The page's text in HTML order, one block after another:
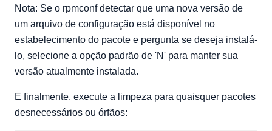
Nota: Se o rpmconf detectar que uma nova versão de
um arquivo de configuração está disponível no
estabelecimento do pacote e pergunta se deseja instalá-
lo, selecione a opção padrão de 'N' para manter sua
versão atualmente instalada.
E finalmente, execute a limpeza para quaisquer pacotes
desnecessários ou órfãos: